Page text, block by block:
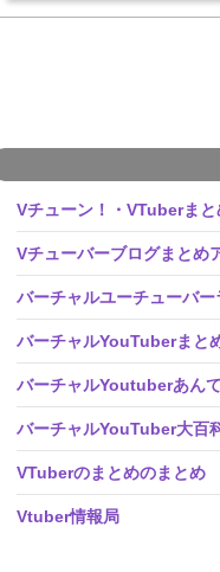
Vチューン！・VTuberま
Vチューバーブログまとめ
バーチャルユーチューバー
バーチャルYouTuberまと
バーチャルYoutuberあん
バーチャルYouTuber大百
VTuberのまとめのまとめ
Vtuber情報局